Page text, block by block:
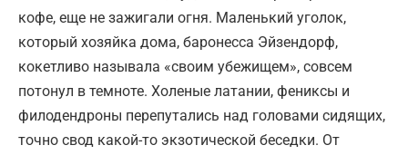
кофе, еще не зажигали огня. Маленький уголок,
который хозяйка дома, баронесса Эйзендорф,
кокетливо называла «своим убежищем», совсем
потонул в темноте. Холеные латании, фениксы и
филодендроны перепутались над головами сидящих,
точно свод какой-то экзотической беседки. От